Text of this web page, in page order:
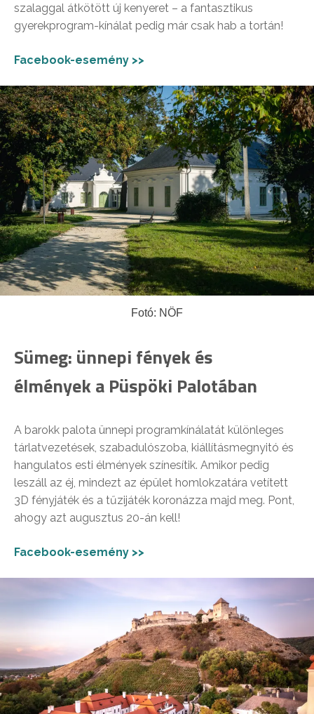
szalaggal átkötött új kenyeret – a fantasztikus
gyerekprogram-kínálat pedig már csak hab a tortán!
Facebook-esemény >>
Fotó: NÖF
Sümeg: ünnepi fények és
élmények a Püspöki Palotában
A barokk palota ünnepi programkínálatát különleges
tárlatvezetések, szabadulószoba, kiállításmegnyitó és
hangulatos esti élmények színesítik. Amikor pedig
leszáll az éj, mindezt az épület homlokzatára vetített
3D fényjáték és a tűzijáték koronázza majd meg. Pont,
ahogy azt augusztus 20-án kell!
Facebook-esemény >>